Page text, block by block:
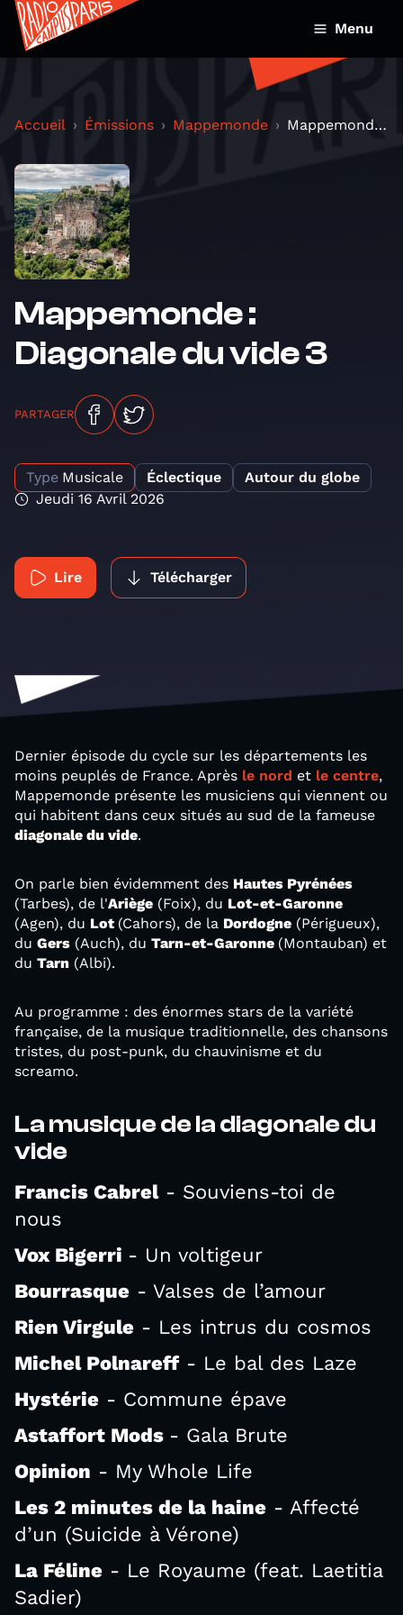
Menu
Accueil Émissions Mappemonde Mappemonde : Diagonale du vide 3
Mappemonde :
Diagonale du vide 3
PARTAGER
Type Musicale Éclectique
Autour du globe
Jeudi 16 Avril 2026
Lire Télécharger
Dernier épisode du cycle sur les départements les
moins peuplés de France. Après le nord et le centre,
Mappemonde présente les musiciens qui viennent ou
qui habitent dans ceux situés au sud de la fameuse
diagonale du vide.
On parle bien évidemment des Hautes Pyrénées
(Tarbes), de l'Ariège (Foix), du Lot-et-Garonne
(Agen), du Lot (Cahors), de la Dordogne (Périgueux),
du Gers (Auch), du Tarn-et-Garonne (Montauban) et
du Tarn (Albi).
Au programme : des énormes stars de la variété
française, de la musique traditionnelle, des chansons
tristes, du post-punk, du chauvinisme et du
screamo.
La musique de la diagonale du
vide
Francis Cabrel- Souviens-toi de
nous
Vox Bigerri - Un voltigeur
Bourrasque - Valses de l’amour
Rien Virgule - Les intrus du cosmos
Michel Polnareff- Le bal des Laze
Hystérie - Commune épave
Astaffort Mods - Gala Brute
Opinion - My Whole Life
Les 2 minutes de la haine - Affecté
d’un (Suicide à Vérone)
La Féline - Le Royaume (feat. Laetitia
Sadier)